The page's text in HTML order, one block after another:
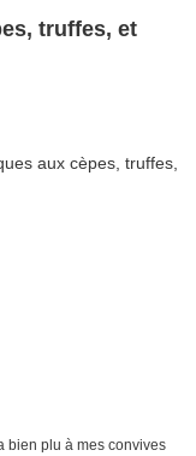
truffes, et
bien plu à mes convives